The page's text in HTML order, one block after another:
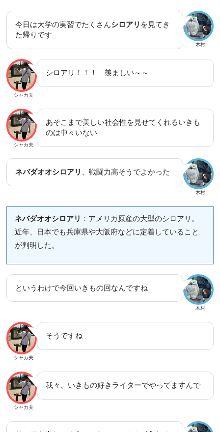
木村
今日は大学の実習でたくさんシロアリ を見てき
た帰りです
シャカ夫
シロアリ！！！ 羨ましい～～
シャカ夫
あそこまで美しい社会性を見せてくれるいきも
のは中々いない
木村
ネバダオオシロアリ 、戦闘力高そうでよかった
ネバダオオシロアリ ：アメリカ原産の大型のシロアリ。
近年、日本でも兵庫県や大阪府などに定着していること
が判明した。
木村
というわけで今回いきもの回なんですね
シャカ夫
そうですね
シャカ夫
我々、いきもの好きライターでやってますんで